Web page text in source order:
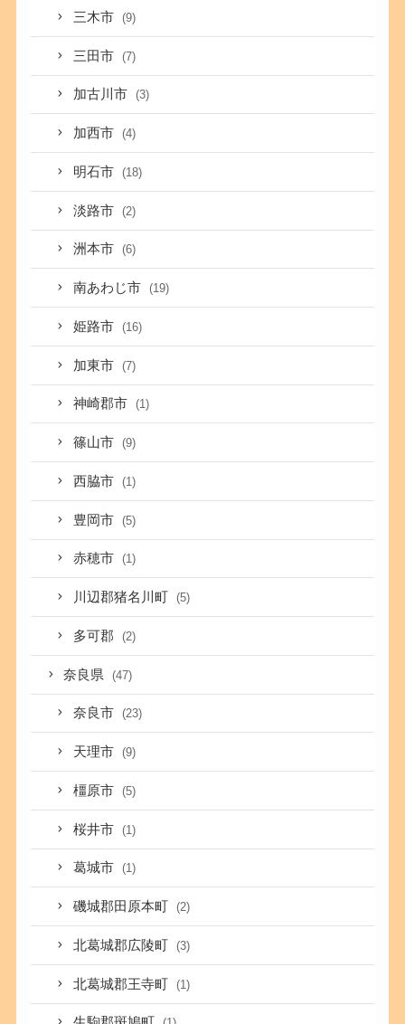
三木市 (9)
三田市 (7)
加古川市 (3)
加西市 (4)
明石市 (18)
淡路市 (2)
洲本市 (6)
南あわじ市 (19)
姫路市 (16)
加東市 (7)
神崎郡市 (1)
篠山市 (9)
西脇市 (1)
豊岡市 (5)
赤穂市 (1)
川辺郡猪名川町 (5)
多可郡 (2)
奈良県 (47)
奈良市 (23)
天理市 (9)
橿原市 (5)
桜井市 (1)
葛城市 (1)
磯城郡田原本町 (2)
北葛城郡広陵町 (3)
北葛城郡王寺町 (1)